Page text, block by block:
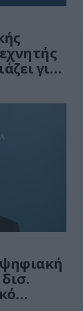
για